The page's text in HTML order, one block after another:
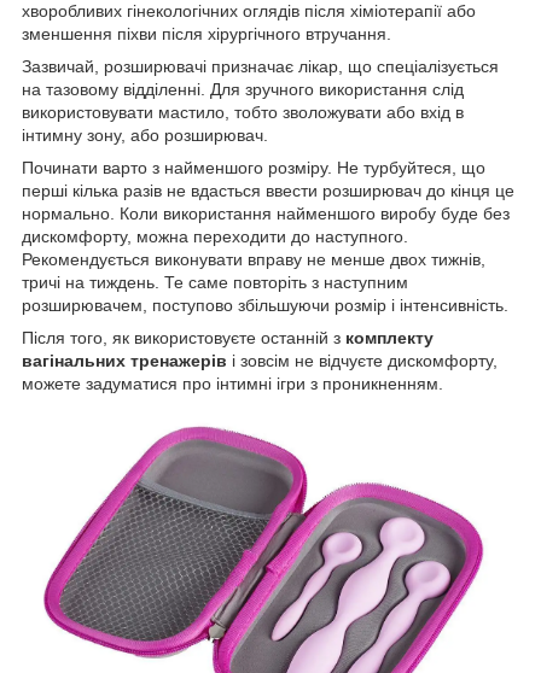
хворобливих гінекологічних оглядів після хіміотерапії або
зменшення піхви після хірургічного втручання.
Зазвичай, розширювачі призначає лікар, що спеціалізується
на тазовому відділенні. Для зручного використання слід
використовувати мастило, тобто зволожувати або вхід в
інтимну зону, або розширювач.
Починати варто з найменшого розміру. Не турбуйтеся, що
перші кілька разів не вдасться ввести розширювач до кінця це
нормально. Коли використання найменшого виробу буде без
дискомфорту, можна переходити до наступного.
Рекомендується виконувати вправу не менше двох тижнів,
тричі на тиждень. Те саме повторіть з наступним
розширювачем, поступово збільшуючи розмір і інтенсивність.
Після того, як використовуєте останній з комплекту
вагінальних тренажерів і зовсім не відчуєте дискомфорту,
можете задуматися про інтимні ігри з проникненням.